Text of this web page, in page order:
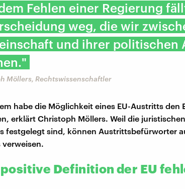
Fehlen einer Regierung
weg, die wir
und ihrer politischen
Möllers, Rechtswissenschaftler
habe die Möglichkeit eines EU-Austritts den
erklärt Christoph Möllers. Weil die
festgelegt sind, können Austrittsbefürworter
verweisen.
Definition der EU